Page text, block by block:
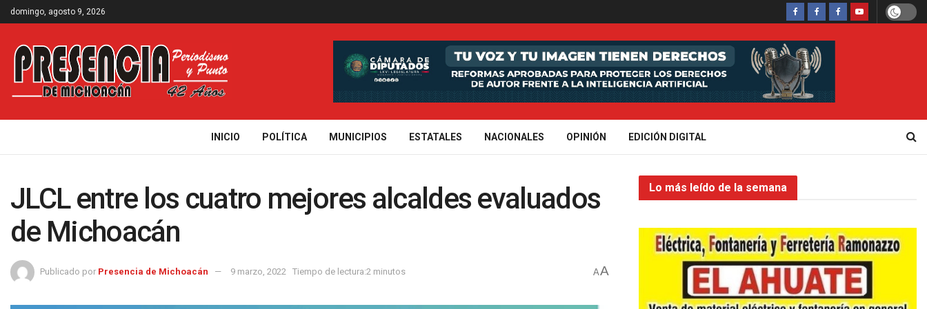
domingo, agosto 9, 2026
INICIO POLÍTICA MUNICIPIOS ESTATALES NACIONALES OPINIÓN EDICIÓN DIGITAL
JLCL entre los cuatro mejores alcaldes evaluados
de Michoacán
Publicado por Presencia de Michoacán 9 marzo, 2022 Tiempo de lectura:2 minutos AA
Lo más leído de la semana